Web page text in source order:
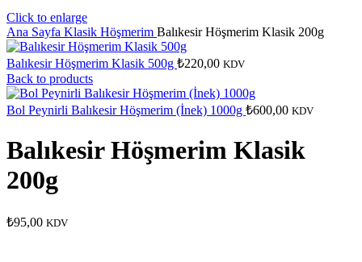
Click to enlarge
Ana Sayfa Klasik Höşmerim Balıkesir Höşmerim Klasik 200g
Balıkesir Höşmerim Klasik 500g ₺220,00 KDV
Back to products
Bol Peynirli Balıkesir Höşmerim (İnek) 1000g ₺600,00 KDV
Balıkesir Höşmerim Klasik
200g
₺95,00 KDV